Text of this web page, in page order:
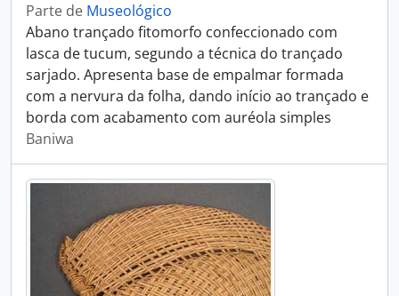
Parte de Museológico
Abano trançado fitomorfo confeccionado com
lasca de tucum, segundo a técnica do trançado
sarjado. Apresenta base de empalmar formada
com a nervura da folha, dando início ao trançado e
borda com acabamento com auréola simples
Baniwa